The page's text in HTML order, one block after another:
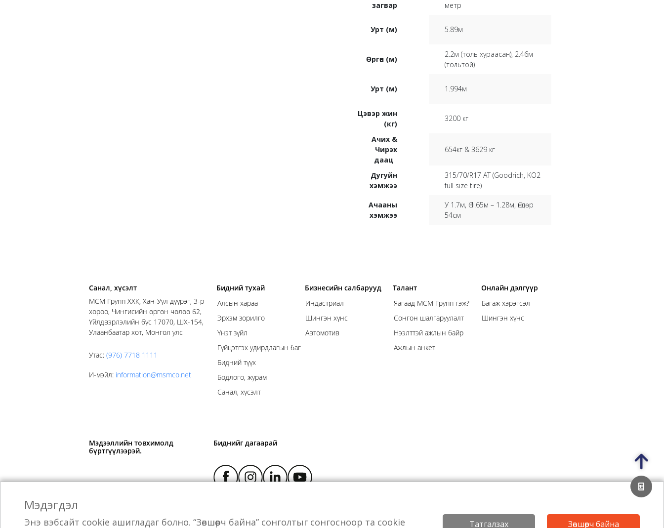
загвар
метр
Урт (м) 5.89м
Өргөн (м)
2.2м (толь хураасан), 2.46м
(тольтой)
Урт (м) 1.994м
Цэвэр жин
(кг)
3200 кг
Ачих &
Чирэх
даац
654кг & 3629 кг
Дугуйн
хэмжээ
315/70/R17 AT (Goodrich, KO2
full size tire)
Ачааны
хэмжээ
У 1.7м, Ө 1.65м – 1.28м, Өндөр
54см
Санал, хүсэлт
MСM Групп ХХК, Хан-Уул дүүрэг, 3-р
хороо, Чингисийн өргөн чөлөө 62,
Үйлдвэрлэлийн бүс 17070, ШХ-154,
Улаанбаатар хот, Монгол улс
Утас: (976) 7718 1111
И-мэйл: information@msmco.net
Бидний тухай
Алсын хараа
Эрхэм зорилго
Үнэт зүйл
Гүйцэтгэх удирдлагын баг
Бидний түүх
Бодлого, журам
Санал, хүсэлт
Бизнесийн салбарууд
Индастриал
Шингэн хүнс
Автомотив
Талант
Яагаад МСМ Групп гэж?
Сонгон шалгаруулалт
Нээлттэй ажлын байр
Ажлын анкет
Онлайн дэлгүүр
Багаж хэрэгсэл
Шингэн хүнс
Мэдээллийн товхимолд
бүртгүүлээрэй.
Биднийг дагаарай
Нууцлалын бодлого
Мэдэгдэл
Энэ вэбсайт cookie ашигладаг болно. “Зөвшөөрч байна” сонголтыг сонгосноор та cookie Татгалзах Зөвшөөрч байна